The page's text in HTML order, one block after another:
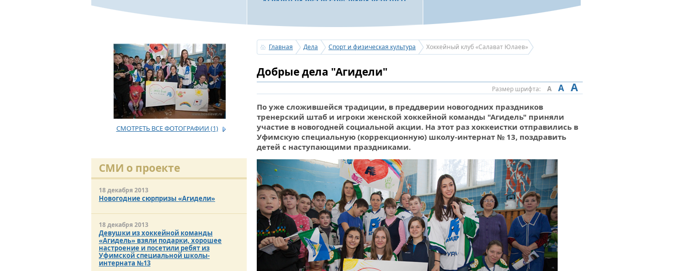
ОБРАЗОВАНИЕ И СПОРТ. АГРАРНЫЙ
УНИВЕРСИТЕТ ЗАВЕРШАЕТ УСТРОЙСТВО
НОВОГО СПОРТИВНОГО ЗАЛА
МОЖЕТ СТАТЬ ЦЕНТРОМ ПОДГОТОВКИ
СТРЕЛКОВ ИЗ ЛУКА
ПАМЯТИ АЛЕКСАНДРА КНИССА. НА
УФИМСКОМ БИАТЛОНЕ СОСТОЯЛИСЬ
НА ПЕРВЕНСТВО БАШКОРТОСТАНА
ЭФФЕКТ ПОДДЕРЖКИ. СТУДЕНТ
АГРАРНОГО УНИВЕРСИТЕТА СТАЛ
СЕРЕБРЯНЫМ ПРИЗЕРОМ ЧЕМПИОНАТА
МИРА ПО ПАУЭРЛИФТИНГУ
«БАШКОРТОСТАН - ЗА ЗДОРОВЫЙ ОБРАЗ
СМОТРЕТЬ ВСЕ ФОТОГРАФИИ (1)
СМИ о проекте
18 декабря 2013
Новогодние сюрпризы «Агидели»
18 декабря 2013
Девушки из хоккейной команды
«Агидель» взяли подарки, хорошее
настроение и посетили ребят из
Уфимской специальной школы-
интерната №13
Главная Дела Спорт и физическая культура Хоккейный клуб «Салават Юлаев»
Добрые дела "Агидели"
Размер шрифта: A A A
По уже сложившейся традиции, в преддверии новогодних праздников
тренерский штаб и игроки женской хоккейной команды "Агидель" приняли
участие в новогодней социальной акции. На этот раз хоккеистки отправились в
Уфимскую специальную (коррекционную) школу-интернат № 13, поздравить
детей с наступающими праздниками.